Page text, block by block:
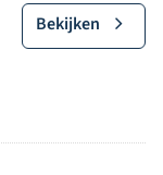
Bekijken